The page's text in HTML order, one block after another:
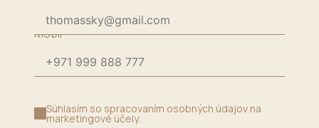
Mobil*
Súhlasím so spracovaním osobných údajov na
marketingové účely.